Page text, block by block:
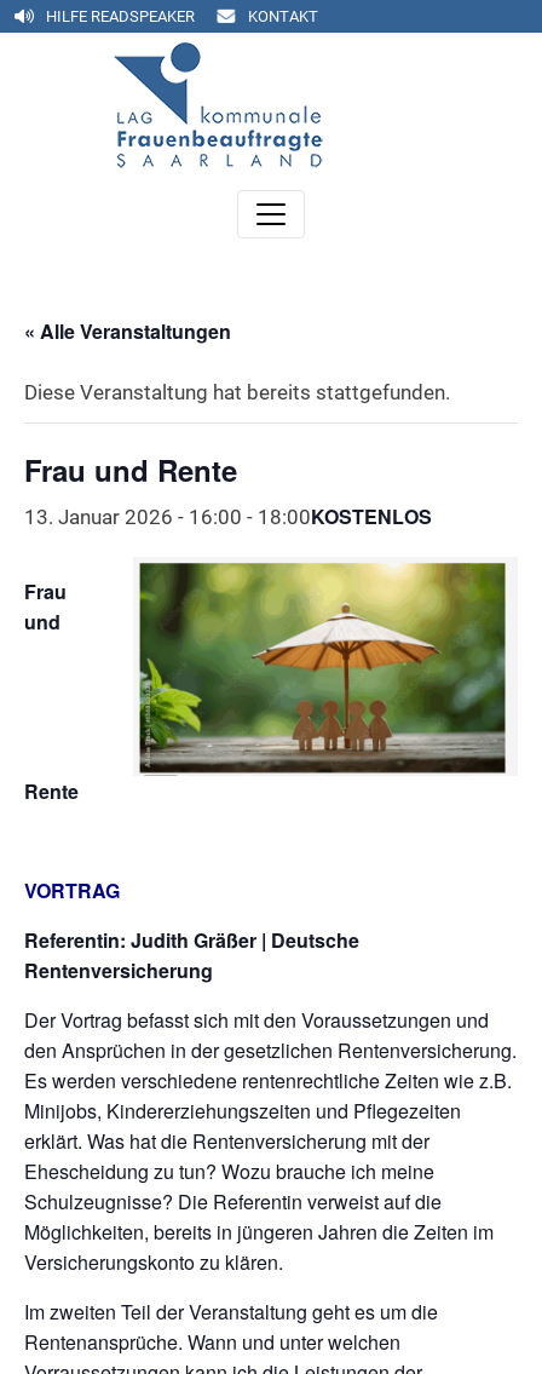
HILFE READSPEAKER KONTAKT
« Alle Veranstaltungen
Diese Veranstaltung hat bereits stattgefunden.
Frau und Rente
13. Januar 2026 - 16:00 - 18:00KOSTENLOS
Frau
und
Rente
VORTRAG
Referentin: Judith Gräßer | Deutsche
Rentenversicherung
Der Vortrag befasst sich mit den Voraussetzungen und
den Ansprüchen in der gesetzlichen Rentenversicherung.
Es werden verschiedene rentenrechtliche Zeiten wie z.B.
Minijobs, Kindererziehungszeiten und Pflegezeiten
erklärt. Was hat die Rentenversicherung mit der
Ehescheidung zu tun? Wozu brauche ich meine
Schulzeugnisse? Die Referentin verweist auf die
Möglichkeiten, bereits in jüngeren Jahren die Zeiten im
Versicherungskonto zu klären.
Im zweiten Teil der Veranstaltung geht es um die
Rentenansprüche. Wann und unter welchen